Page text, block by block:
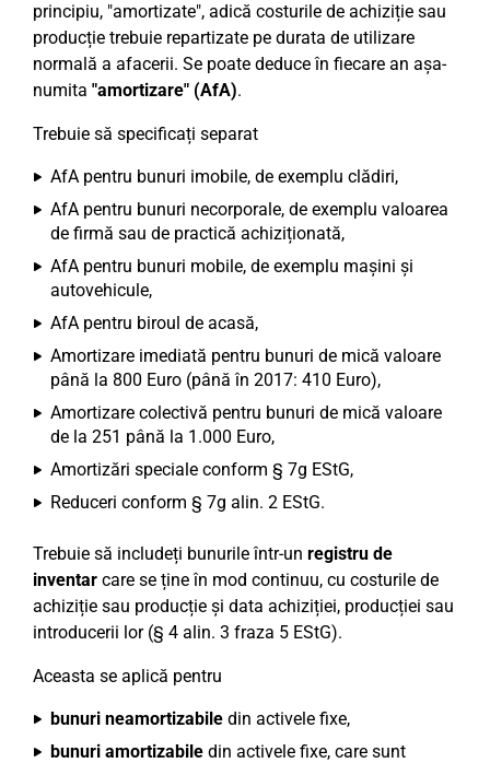
principiu, "amortizate", adică costurile de achiziție sau
producție trebuie repartizate pe durata de utilizare
normală a afacerii. Se poate deduce în fiecare an așa-
numita "amortizare" (AfA).
Trebuie să specificați separat
AfA pentru bunuri imobile, de exemplu clădiri,
AfA pentru bunuri necorporale, de exemplu valoarea
de firmă sau de practică achiziționată,
AfA pentru bunuri mobile, de exemplu mașini și
autovehicule,
AfA pentru biroul de acasă,
Amortizare imediată pentru bunuri de mică valoare
până la 800 Euro (până în 2017: 410 Euro),
Amortizare colectivă pentru bunuri de mică valoare
de la 251 până la 1.000 Euro,
Amortizări speciale conform § 7g EStG,
Reduceri conform § 7g alin. 2 EStG.
Trebuie să includeți bunurile într-un registru de
inventar care se ține în mod continuu, cu costurile de
achiziție sau producție și data achiziției, producției sau
introducerii lor (§ 4 alin. 3 fraza 5 EStG).
Aceasta se aplică pentru
bunuri neamortizabile din activele fixe,
bunuri amortizabile din activele fixe, care sunt